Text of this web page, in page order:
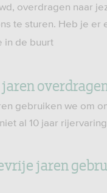
overdragen naar
te sturen. Heb je er
in de buurt
gebruiken we om
al 10 jaar
jaren